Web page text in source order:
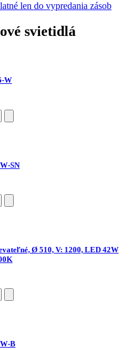
len do vypredania zásob
svietidlá
W
SN
Ø 510, V: 1200, LED 42W
B